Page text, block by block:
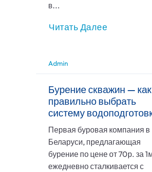
в...
Читать Далее
Admin
Бурение скважин — как
правильно выбрать
систему
Первая буровая компания в
Беларуси, предлагающая
бурение по цене от 70р. за
ежедневно сталкивается с